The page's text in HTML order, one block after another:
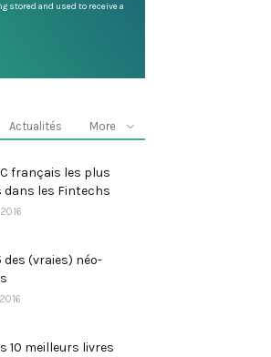
stored and used to receive a
Actualités More
français les plus
dans les Fintechs
des (vraies) néo-
10 meilleurs livres